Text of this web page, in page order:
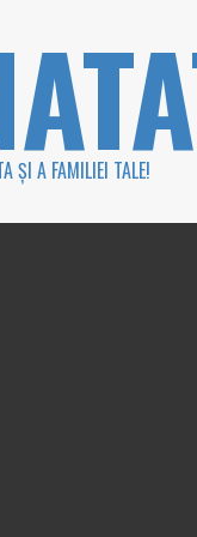
ȘI A FAMILIEI TALE!